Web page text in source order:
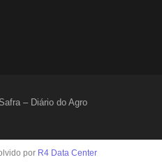
– Diário do Agro
por R4 Data Center